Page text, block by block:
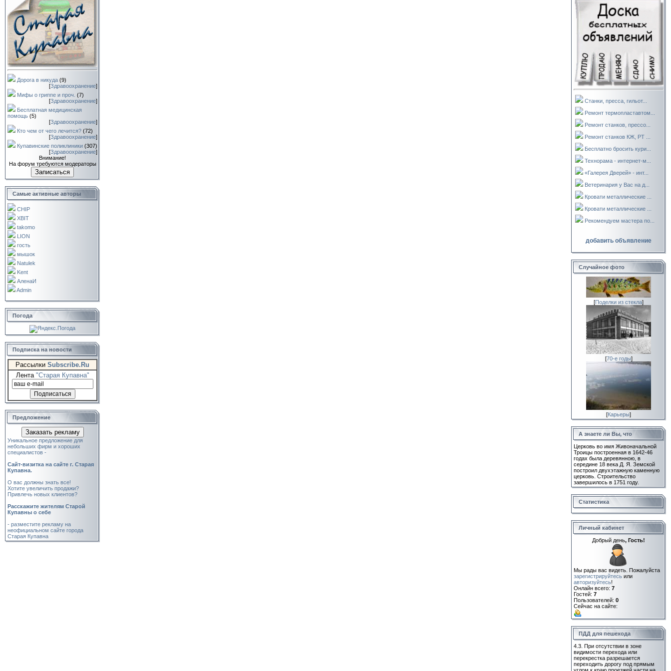
Дорога в никуда (9)
[Здравоохранение]
Мифы о гриппе и проч. (7)
[Здравоохранение]
Бесплатная медицинская
помощь (5)
[Здравоохранение]
Кто чем от чего лечится? (72)
[Здравоохранение]
Купавинские поликлиники (307)
[Здравоохранение]
Внимание!
На форум требуются модераторы
Записаться
Самые активные авторы
CHIP
XBIT
takomo
LION
гость
мышок
Natulek
Kent
АленаИ
Admin
Погода
Подписка на новости
Рассылки Subscribe.Ru
Лента "Старая Купавна"
Предложение
Заказать рекламу
Уникальное предложение для
небольших фирм и хороших
специалистов -
Cайт-визитка на сайте г. Старая
Купавна.
О вас должны знать все!
Хотите увеличить продажи?
Привлечь новых клиентов?
Расскажите жителям Старой
Купавны о себе
- разместите рекламу на
неофициальном сайте города
Старая Купавна
Станки, пресса, гильот...
Ремонт термопластавтом...
Ремонт станков, прессо...
Ремонт станков КЖ, РТ ...
Бесплатно бросить кури...
Технорама - интернет-м...
«Галерея Дверей» - инт...
Ветеринария у Вас на д...
Кровати металлические ...
Кровати металлические ...
Рекомендуем мастера по...
добавить объявление
Случайное фото
[Поделки из стекла]
[70-е годы]
[Карьеры]
А знаете ли Вы, что
Церковь во имя Живоначальной
Троицы построенная в 1642-46
годах была деревянною, в
середине 18 века Д. Я. Земской
построил двухэтажную каменную
церковь. Строительство
завершилось в 1751 году.
Статистика
Личный кабинет
Добрый день, Гость!
Мы рады вас видеть. Пожалуйста
зарегистрируйтесь или
авторизуйтесь!
Онлайн всего: 7
Гостей: 7
Пользователей: 0
Сейчас на сайте:
ПДД для пешехода
4.3. При отсутствии в зоне
видимости перехода или
перекрестка разрешается
переходить дорогу под прямым